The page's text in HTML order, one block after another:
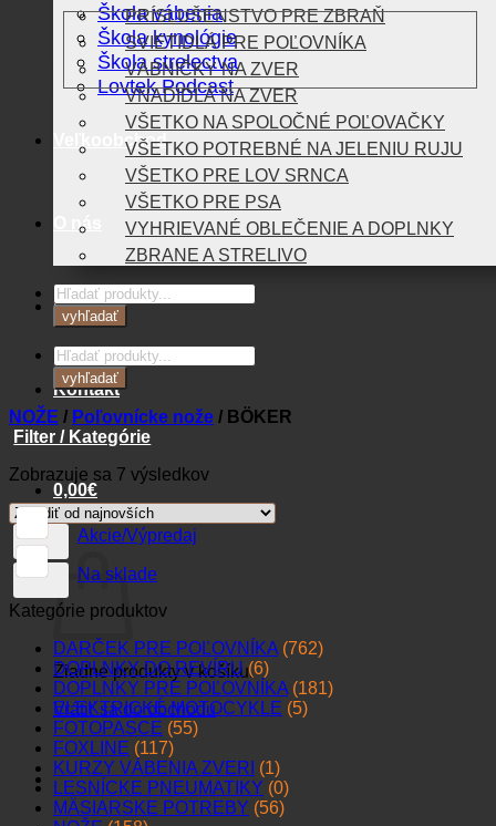
Škola vábenia
Škola kynológie
Škola strelectva
Lovtek Podcast
Veľkoobchod
O nás
Blog
Kontakt
0,00€
Košík
Žiadne produkty v košíku.
Vrátiť sa do obchodu
PRÍSLUŠENSTVO PRE ZBRAŇ
SVIETIDLÁ PRE POĽOVNÍKA
VÁBNIČKY NA ZVER
VNADIDLÁ NA ZVER
VŠETKO NA SPOLOČNÉ POĽOVAČKY
VŠETKO POTREBNÉ NA JELENIU RUJU
VŠETKO PRE LOV SRNCA
VŠETKO PRE PSA
VYHRIEVANÉ OBLEČENIE A DOPLNKY
ZBRANE A STRELIVO
Products
search
vyhľadať
Products
search
vyhľadať
NOŽE / Poľovnícke nože / BÖKER
Filter / Kategórie
Zobrazuje sa 7 výsledkovZoradené
najnovších
Akcie/Výpredaj
Na sklade
Kategórie produktov
DARČEK PRE POĽOVNÍKA (762)
DOPLNKY DO REVÍRU (6)
DOPLNKY PRE POĽOVNÍKA (181)
ELEKTRICKÉ MOTOCYKLE (5)
FOTOPASCE (55)
FOXLINE (117)
KURZY VÁBENIA ZVERI (1)
LESNÍCKE PNEUMATIKY (0)
MÄSIARSKE POTREBY (56)